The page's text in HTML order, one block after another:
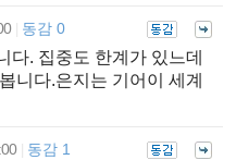
동감 0
다. 집중도 한계가 있느데
니다.은지는 기어이 세계
동감 1